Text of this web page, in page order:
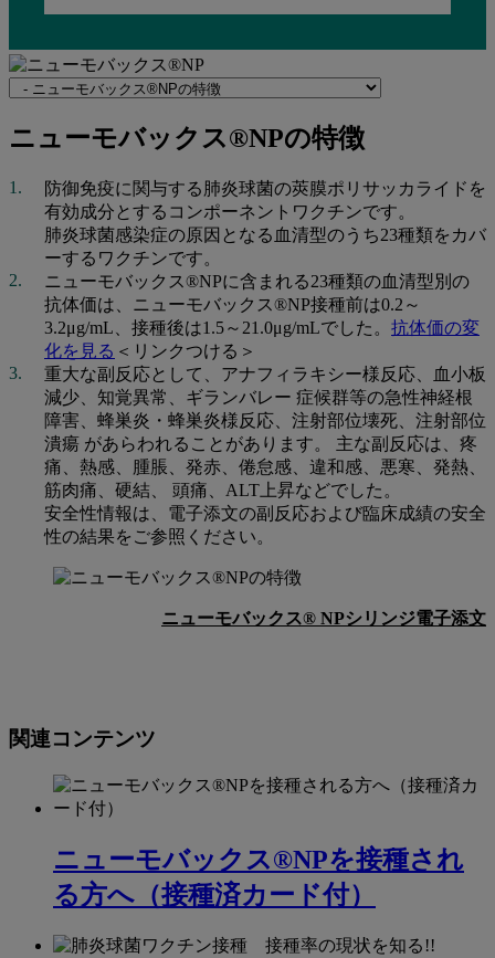
Navigate
関
連
ー
ニ
バ
ス
®NP
ニューモバックス®NPの特徴
防御免疫に関与する肺炎球菌の莢膜ポリサッカライドを
有効成分とするコンポーネントワクチンです。
肺炎球菌感染症の原因となる血清型のうち23種類をカバ
ーするワクチンです。
ニューモバックス®NPに含まれる23種類の血清型別の
抗体価は、ニューモバックス®NP接種前は0.2～
3.2μg/mL、接種後は1.5～21.0μg/mLでした。 抗体価の変
化を見る ＜リンクつける＞
重大な副反応として、アナフィラキシー様反応、血小板
減少、知覚異常、ギランバレー 症候群等の急性神経根
障害、蜂巣炎・蜂巣炎様反応、注射部位壊死、注射部位
潰瘍 があらわれることがあります。 主な副反応は、疼
痛、熱感、腫脹、発赤、倦怠感、違和感、悪寒、発熱、
筋肉痛、硬結、 頭痛、ALT上昇などでした。
安全性情報は、電子添文の副反応および臨床成績の安全
性の結果をご参照ください。
ニューモバックス® NPシリンジ電子添文
関連コンテンツ
ニューモバックス®NPを接種され
る方へ（接種済カード付）